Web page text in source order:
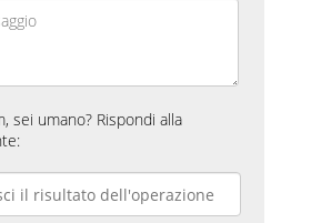
sei umano? Rispondi alla